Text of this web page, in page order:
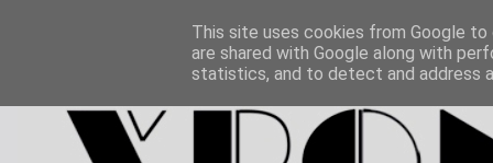
This site uses cookies from Google
are shared with Google along with
statistics, and to detect and address